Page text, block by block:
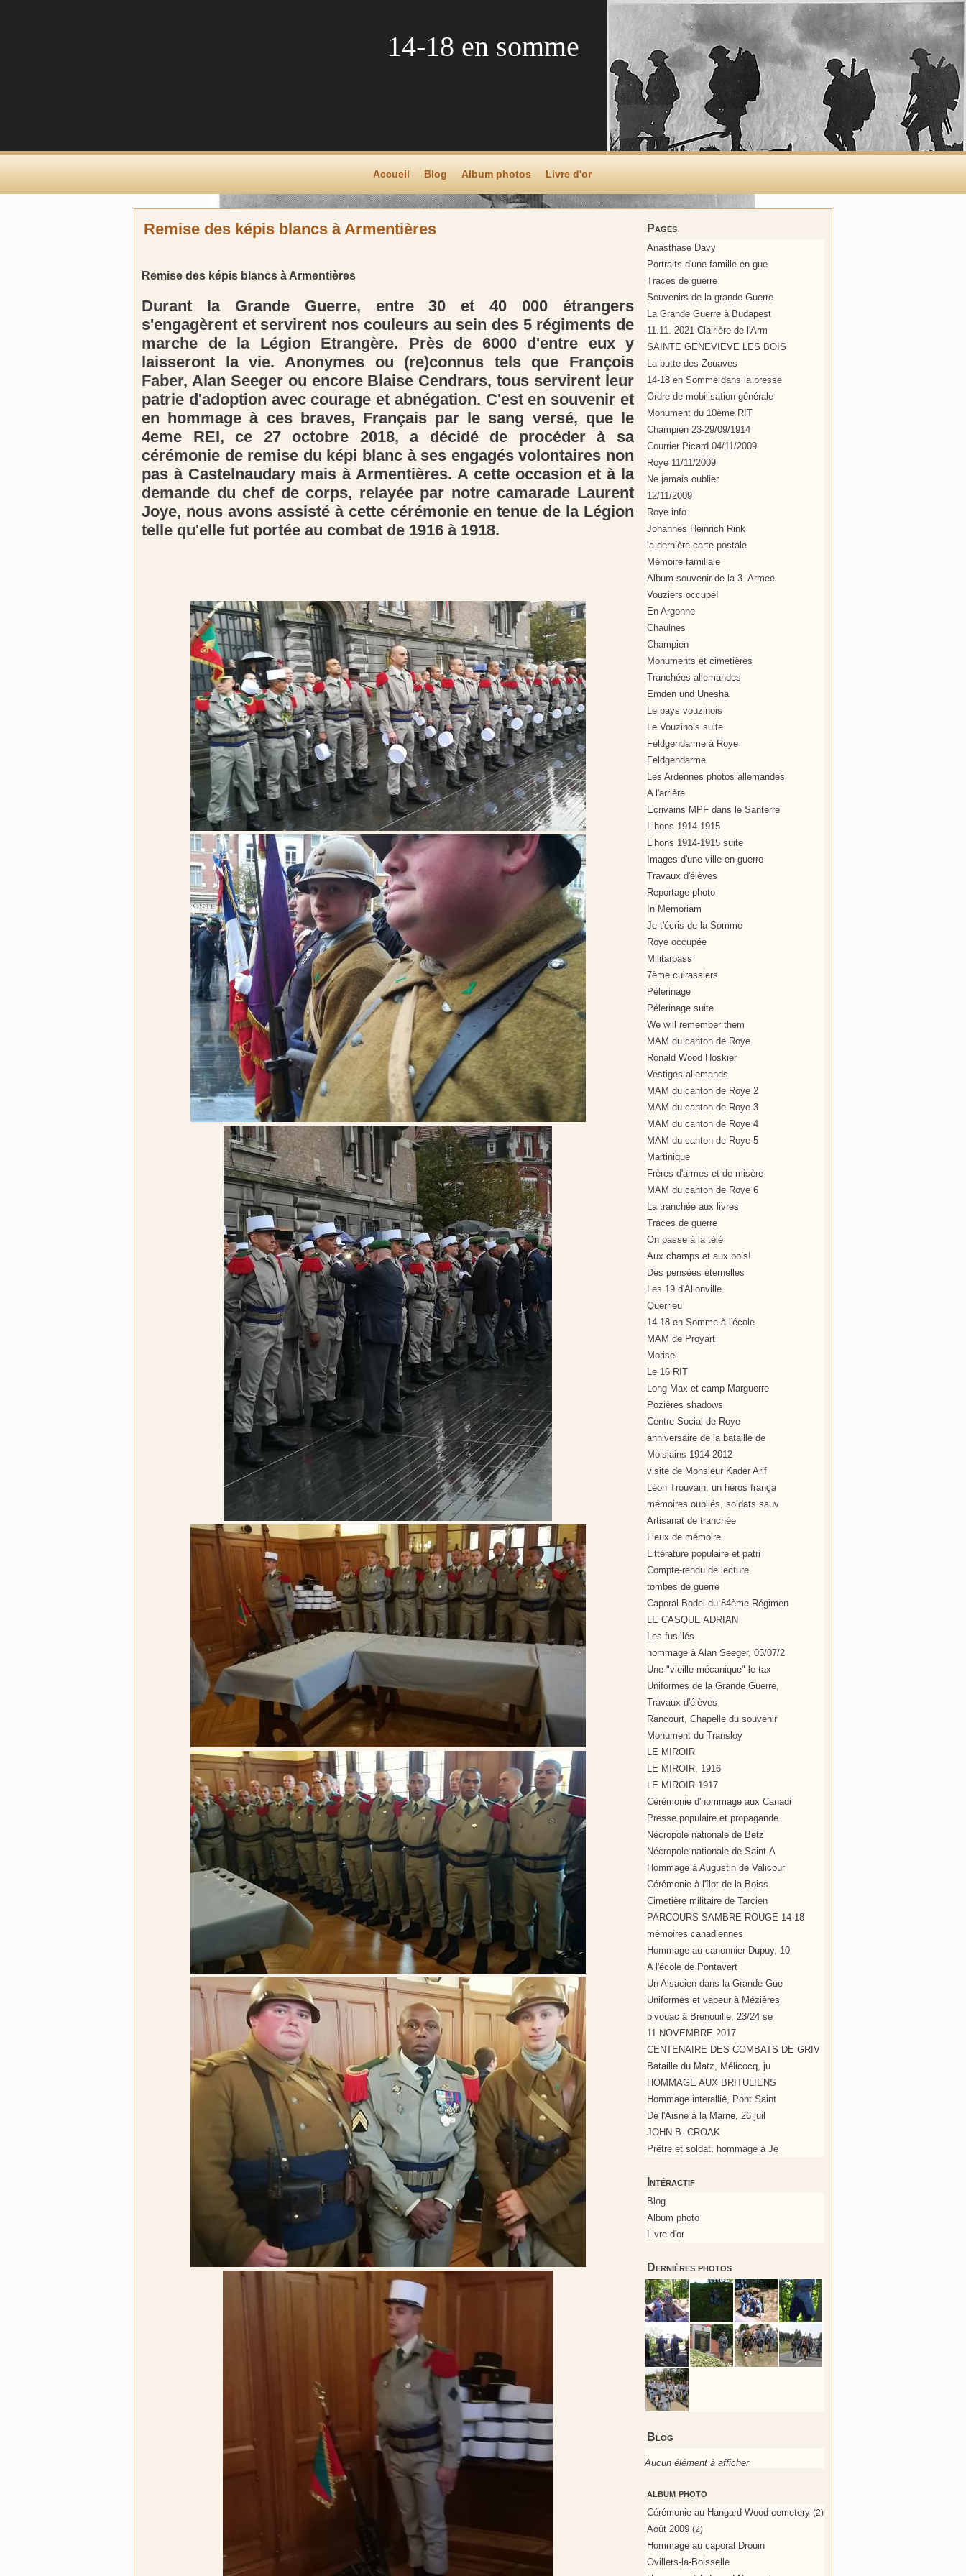
14-18 en somme
Accueil Blog Album photos Livre d'or
Pages
Anasthase Davy
Portraits d'une famille en gue
Traces de guerre
Souvenirs de la grande Guerre
La Grande Guerre à Budapest
11.11. 2021 Clairière de l'Arm
SAINTE GENEVIEVE LES BOIS
La butte des Zouaves
14-18 en Somme dans la presse
Ordre de mobilisation générale
Monument du 10ème RIT
Champien 23-29/09/1914
Courrier Picard 04/11/2009
Roye 11/11/2009
Ne jamais oublier
12/11/2009
Roye info
Johannes Heinrich Rink
la dernière carte postale
Mémoire familiale
Album souvenir de la 3. Armee
Vouziers occupé!
En Argonne
Chaulnes
Champien
Monuments et cimetières
Tranchées allemandes
Emden und Unesha
Le pays vouzinois
Le Vouzinois suite
Feldgendarme à Roye
Feldgendarme
Les Ardennes photos allemandes
A l'arrière
Ecrivains MPF dans le Santerre
Lihons 1914-1915
Lihons 1914-1915 suite
Images d'une ville en guerre
Travaux d'élèves
Reportage photo
In Memoriam
Je t'écris de la Somme
Roye occupée
Militarpass
7ème cuirassiers
Pélerinage
Pélerinage suite
We will remember them
MAM du canton de Roye
Ronald Wood Hoskier
Vestiges allemands
MAM du canton de Roye 2
MAM du canton de Roye 3
MAM du canton de Roye 4
MAM du canton de Roye 5
Martinique
Frères d'armes et de misère
MAM du canton de Roye 6
La tranchée aux livres
Traces de guerre
On passe à la télé
Aux champs et aux bois!
Des pensées éternelles
Les 19 d'Allonville
Querrieu
14-18 en Somme à l'école
MAM de Proyart
Morisel
Le 16 RIT
Long Max et camp Marguerre
Pozières shadows
Centre Social de Roye
anniversaire de la bataille de
Moislains 1914-2012
visite de Monsieur Kader Arif
Léon Trouvain, un héros frança
mémoires oubliés, soldats sauv
Artisanat de tranchée
Lieux de mémoire
Littérature populaire et patri
Compte-rendu de lecture
tombes de guerre
Caporal Bodel du 84ème Régimen
LE CASQUE ADRIAN
Les fusillés.
hommage à Alan Seeger, 05/07/2
Une "vieille mécanique" le tax
Uniformes de la Grande Guerre,
Travaux d'élèves
Rancourt, Chapelle du souvenir
Monument du Transloy
LE MIROIR
LE MIROIR, 1916
LE MIROIR 1917
Cérémonie d'hommage aux Canadi
Presse populaire et propagande
Nécropole nationale de Betz
Nécropole nationale de Saint-A
Hommage à Augustin de Valicour
Cérémonie à l'îlot de la Boiss
Cimetière militaire de Tarcien
PARCOURS SAMBRE ROUGE 14-18
mémoires canadiennes
Hommage au canonnier Dupuy, 10
A l'école de Pontavert
Un Alsacien dans la Grande Gue
Uniformes et vapeur à Mézières
bivouac à Brenouille, 23/24 se
11 NOVEMBRE 2017
CENTENAIRE DES COMBATS DE GRIV
Bataille du Matz, Mélicocq, ju
HOMMAGE AUX BRITULIENS
Hommage interallié, Pont Saint
De l'Aisne à la Marne, 26 juil
JOHN B. CROAK
Prêtre et soldat, hommage à Je
Intéractif
Blog
Album photo
Livre d'or
Dernières photos
Blog
Aucun élément à afficher
album photo
Cérémonie au Hangard Wood cemetery (2)
Août 2009 (2)
Hommage au caporal Drouin
Ovillers-la-Boisselle
Remise des képis blancs à Armentières
Remise des képis blancs à Armentières
Durant la Grande Guerre, entre 30 et 40 000 étrangers
s'engagèrent et servirent nos couleurs au sein des 5 régiments de
marche de la Légion Etrangère. Près de 6000 d'entre eux y
laisseront la vie. Anonymes ou (re)connus tels que François
Faber, Alan Seeger ou encore Blaise Cendrars, tous servirent leur
patrie d'adoption avec courage et abnégation. C'est en souvenir et
en hommage à ces braves, Français par le sang versé, que le
4eme REI, ce 27 octobre 2018, a décidé de procéder à sa
cérémonie de remise du képi blanc à ses engagés volontaires non
pas à Castelnaudary mais à Armentières. A cette occasion et à la
demande du chef de corps, relayée par notre camarade Laurent
Joye, nous avons assisté à cette cérémonie en tenue de la Légion
telle qu'elle fut portée au combat de 1916 à 1918.